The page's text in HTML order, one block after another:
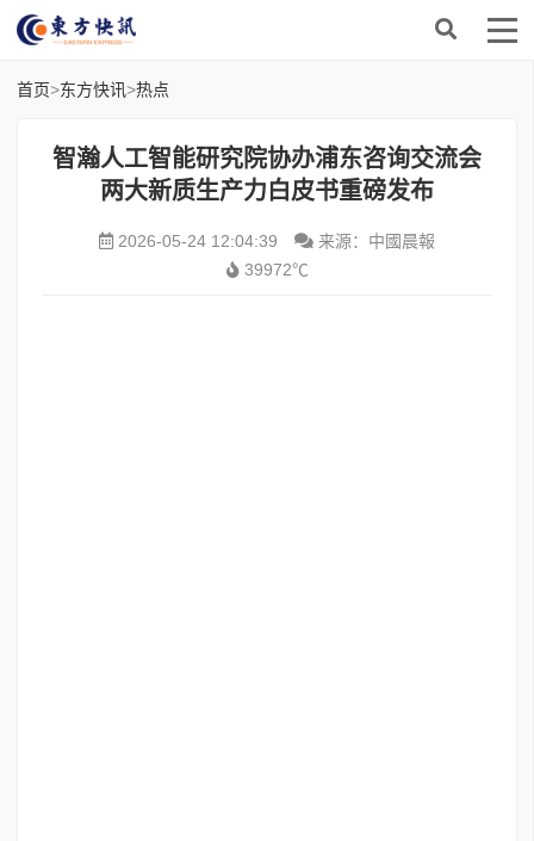
首页>东方快讯>热点
智瀚人工智能研究院协办浦东咨询交流会
两大新质生产力白皮书重磅发布
2026-05-24 12:04:39
来源：中國晨報
39972℃